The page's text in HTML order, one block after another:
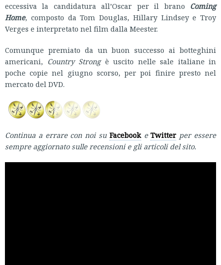
eccessiva la candidatura all’Oscar per il brano Coming
Home, composto da Tom Douglas, Hillary Lindsey e Troy
Verges e interpretato nel film dalla Meester.
Comunque premiato da un buon successo ai botteghini
americani, Country Strongè uscito nelle sale italiane in
poche copie nel giugno scorso, per poi finire presto nel
mercato del DVD.
Continua a errare con noi su Facebook eTwitter per essere
sempre aggiornato sulle recensioni e gli articoli del sito.